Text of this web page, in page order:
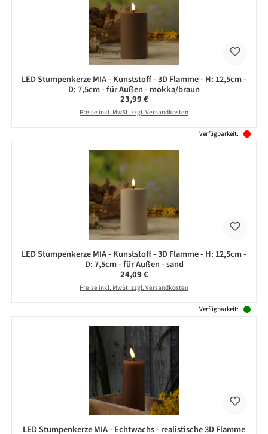
LED Stumpenkerze MIA - Kunststoff - 3D Flamme - H: 12,5cm -
D: 7,5cm - für Außen - mokka/braun
Regulärer Preis:
23,99 €
Preise inkl. MwSt. zzgl. Versandkosten
Verfügbarkeit:
LED Stumpenkerze MIA - Kunststoff - 3D Flamme - H: 12,5cm -
D: 7,5cm - für Außen - sand
Regulärer Preis:
24,09 €
Preise inkl. MwSt. zzgl. Versandkosten
Verfügbarkeit:
LED Stumpenkerze MIA - Echtwachs - realistische 3D Flamme